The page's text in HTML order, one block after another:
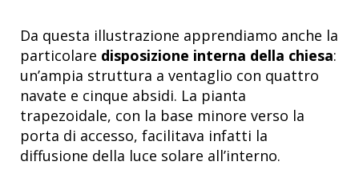
Da questa illustrazione apprendiamo anche la
particolare disposizione interna della chiesa:
un’ampia struttura a ventaglio con quattro
navate e cinque absidi. La pianta
trapezoidale, con la base minore verso la
porta di accesso, facilitava infatti la
diffusione della luce solare all’interno.